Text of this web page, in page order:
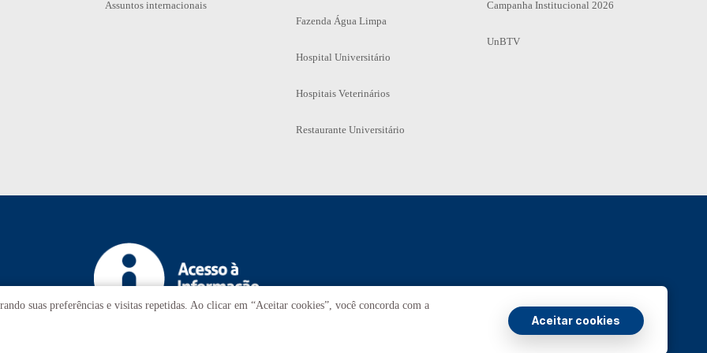
Assuntos internacionais
Fazenda Água Limpa
Hospital Universitário
Hospitais Veterinários
Restaurante Universitário
Campanha Institucional 2026
UnBTV
Transparência e Prestação de Contas
suas preferências e visitas repetidas. Ao clicar em “Aceitar cookies”, você concorda com a
Aceitar cookies